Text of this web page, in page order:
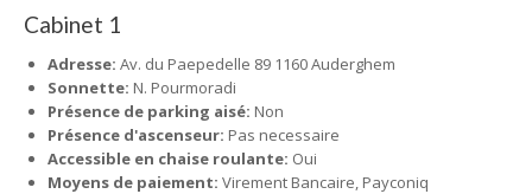
Cabinet 1
Adresse: Av. du Paepedelle 89 1160 Auderghem
Sonnette: N. Pourmoradi
Présence de parking aisé: Non
Présence d'ascenseur: Pas necessaire
Accessible en chaise roulante: Oui
Moyens de paiement: Virement Bancaire, Payconiq